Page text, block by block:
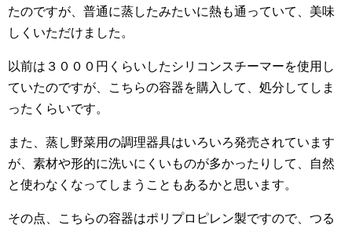
たのですが、普通に蒸したみたいに熱も通っていて、美味
しくいただけました。
以前は３０００円くらいしたシリコンスチーマーを使用し
ていたのですが、こちらの容器を購入して、処分してしま
ったくらいです。
また、蒸し野菜用の調理器具はいろいろ発売されています
が、素材や形的に洗いにくいものが多かったりして、自然
と使わなくなってしまうこともあるかと思います。
その点、こちらの容器はポリプロピレン製ですので、つる